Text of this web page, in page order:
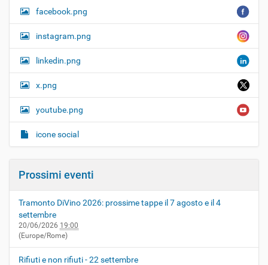
facebook.png
instagram.png
linkedin.png
x.png
youtube.png
icone social
Prossimi eventi
Tramonto DiVino 2026: prossime tappe il 7 agosto e il 4
settembre
20/06/2026 19:00
(Europe/Rome)
Rifiuti e non rifiuti - 22 settembre